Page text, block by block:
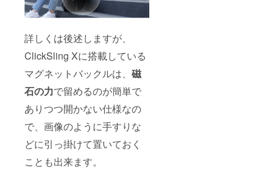
詳しくは後述しますが、
ClickSling Xに搭載している
マグネットバックルは、 磁
石の力で留めるのが簡単で
ありつつ開かない仕様なの
で、画像のように手すりな
どに引っ掛けて置いておく
ことも出来ます。